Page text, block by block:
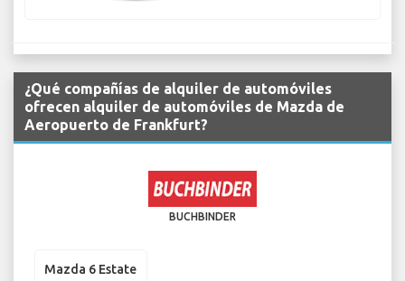
¿Qué compañías de alquiler de automóviles
ofrecen alquiler de automóviles de Mazda de
Aeropuerto de Frankfurt?
BUCHBINDER
Mazda 6 Estate